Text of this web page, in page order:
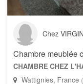
Chez
Chambre meublée
CHAMBRE CHEZ
Wattignies, France